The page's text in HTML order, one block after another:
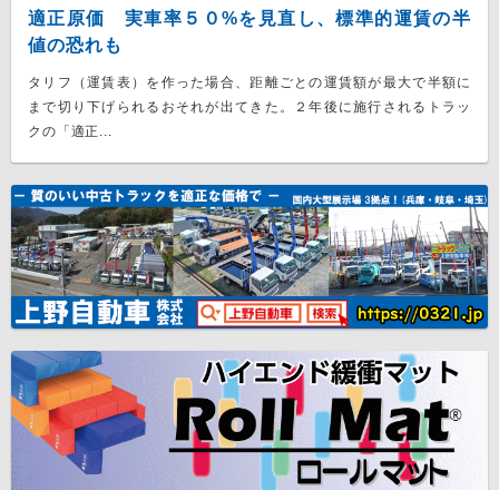
適正原価 実車率５０%を見直し、標準的運賃の半
値の恐れも
タリフ（運賃表）を作った場合、距離ごとの運賃額が最大で半額に
まで切り下げられるおそれが出てきた。２年後に施行されるトラッ
クの「適正...